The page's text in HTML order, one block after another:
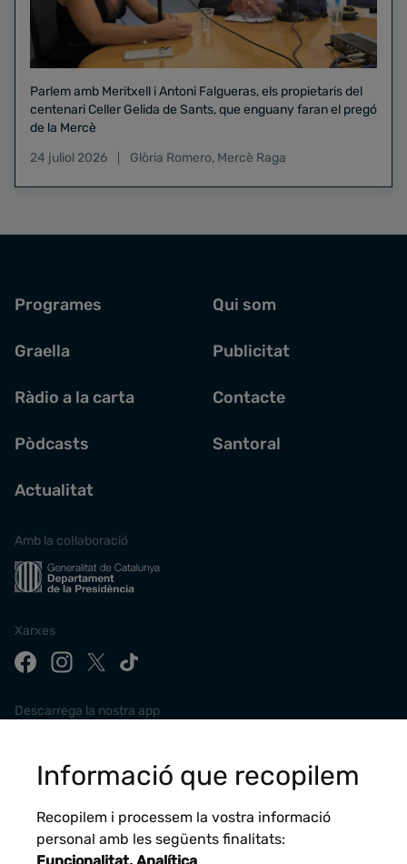
Parlem amb Meritxell i Antoni Falgueras, els propietaris del
centenari Celler Gelida de Sants, que enguany faran el pregó
de la Mercè
24 juliol 2026
Glòria Romero, Mercè Raga
Programes
Graella
Ràdio a la carta
Pòdcasts
Actualitat
Qui som
Publicitat
Contacte
Santoral
Amb la col·laboració
Xarxes
Descarrega la nostra app
Informació que recopilem
Recopilem i processem la vostra informació
personal amb les següents finalitats: